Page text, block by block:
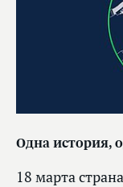
Одна история,
18 марта